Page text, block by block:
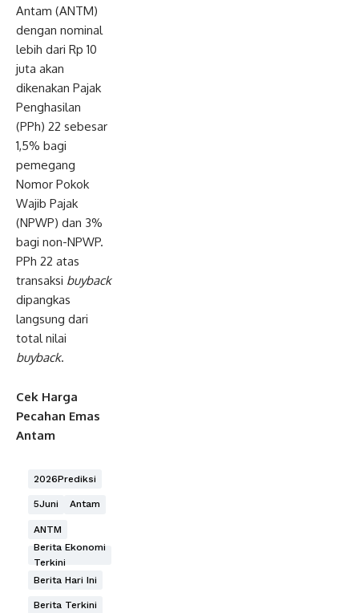
Antam (ANTM)
dengan nominal
lebih dari Rp 10
juta akan
dikenakan Pajak
Penghasilan
(PPh) 22 sebesar
1,5% bagi
pemegang
Nomor Pokok
Wajib Pajak
(NPWP) dan 3%
bagi non-NPWP.
PPh 22 atas
transaksi buyback
dipangkas
langsung dari
total nilai
buyback.
Cek Harga
Pecahan Emas
Antam
2026Prediksi
5Juni Antam
ANTM
Berita Ekonomi
Terkini
Berita Hari Ini
Berita Terkini